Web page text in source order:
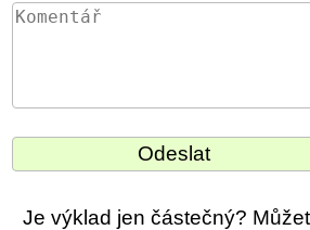
Je výklad jen částečný?